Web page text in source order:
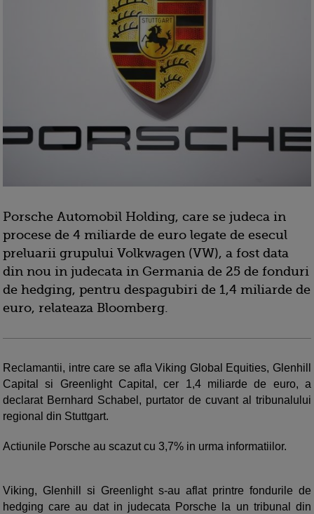
Porsche Automobil Holding, care se judeca in
procese de 4 miliarde de euro legate de esecul
preluarii grupului Volkwagen (VW), a fost data
din nou in judecata in Germania de 25 de fonduri
de hedging, pentru despagubiri de 1,4 miliarde de
euro, relateaza Bloomberg.
Reclamantii, intre care se afla Viking Global Equities, Glenhill
Capital si Greenlight Capital, cer 1,4 miliarde de euro, a
declarat Bernhard Schabel, purtator de cuvant al tribunalului
regional din Stuttgart.
Actiunile Porsche au scazut cu 3,7% in urma informatiilor.
Viking, Glenhill si Greenlight s-au aflat printre fondurile de
hedging care au dat in judecata Porsche la un tribunal din